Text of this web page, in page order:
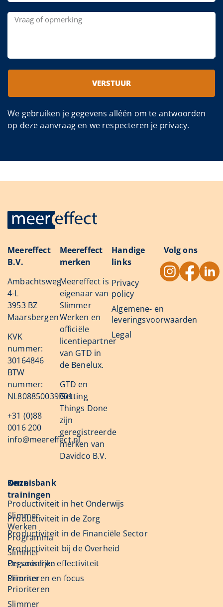
VERSTUUR
We gebruiken je gegevens alléén om te antwoorden
op deze aanvraag en we respecteren je privacy.
Meereffect
B.V.
Ambachtsweg
4-L
3953 BZ
Maarsbergen
KVK
nummer:
30164846
BTW
nummer:
NL808850039B01
+31 (0)88
0016 200
info@meereffect.nl
Meereffect
merken
Meereffect is
eigenaar van
Slimmer
Werken en
officiële
licentiepartner
van GTD in
de Benelux.
GTD en
Getting
Things Done
zijn
geregistreerde
merken van
Davidco B.V.
Handige
links
Privacy
policy
Algemene- en
leveringsvoorwaarden
Legal
Volg ons
Onze
trainingen
Slimmer
Werken
Programma
Slimmer
Organiseren
Slimmer
Prioriteren
Slimmer
Kennisbank
Productiviteit in het Onderwijs
Productiviteit in de Zorg
Productiviteit in de Financiële Sector
Productiviteit bij de Overheid
Persoonlijke effectiviteit
Prioriteren en focus